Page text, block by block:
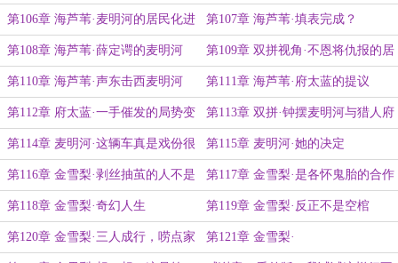
时
第106章 海芦苇·麦明河的居民化进
展报告
第107章 海芦苇·填表完成？
第108章 海芦苇·薛定谔的麦明河 第109章 双拼视角·不恩将仇报的居
民不是好居民
第110章 海芦苇·声东击西麦明河 第111章 海芦苇·府太蓝的提议
第112章 府太蓝·一手催发的局势变
化
第113章 双拼·钟摆麦明河与猎人府
太蓝
第114章 麦明河·这辆车真是戏份很
多
第115章 麦明河·她的决定
第116章 金雪梨·剥丝抽茧的人不是
她
第117章 金雪梨·是各怀鬼胎的合作
吗
第118章 金雪梨·奇幻人生 第119章 金雪梨·反正不是空棺
第120章 金雪梨·三人成行，唠点家 第121章 金雪梨·